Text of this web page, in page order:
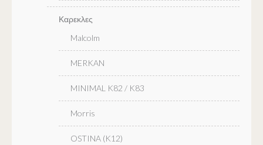
Καρεκλες
Malcolm
MERKAN
MINIMAL K82 / K83
Morris
OSTINA (K12)